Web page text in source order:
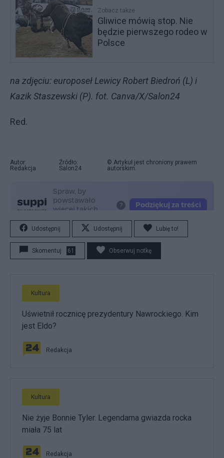
Zobacz także
Gliwice mówią stop. Nie
będzie pierwszego rodeo w
Polsce
na zdjęciu: europoseł Lewicy Robert Biedroń (L) i
Kazik Staszewski (P). fot. Canva/X/Salon24
Red.
Autor:
Redakcja
Źródło:
Salon24
© Artykuł jest chroniony prawem
autorskim.
Udostępnij Udostępnij Lubię to!
Skomentuj 61 Obserwuj notkę
Kultura
Uświetnił rocznicę prezydentury Nawrockiego. Kim
jest Eldo?
Redakcja
Kultura
Nie żyje Bonnie Tyler. Legendarna gwiazda rocka
miała 75 lat
Redakcja